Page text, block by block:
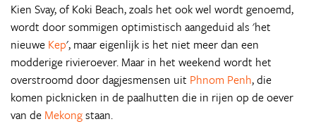
Kien Svay, of Koki Beach, zoals het ook wel wordt genoemd,
wordt door sommigen optimistisch aangeduid als 'het
nieuwe Kep', maar eigenlijk is het niet meer dan een
modderige rivieroever. Maar in het weekend wordt het
overstroomd door dagjesmensen uit Phnom Penh, die
komen picknicken in de paalhutten die in rijen op de oever
van de Mekongstaan.